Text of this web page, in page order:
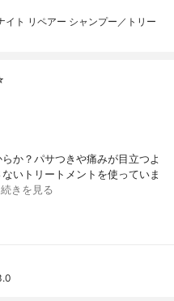
イト リペアー シャンプー／トリー
か？パサつきや痛みが目立つよ
いトリートメントを使っていま
続きを見る